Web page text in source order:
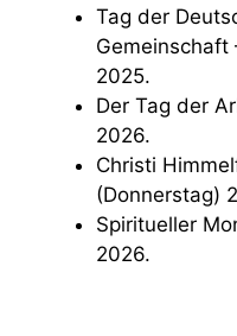
Tag der Deutschsprachigen
Gemeinschaft
2025.
Der Tag der Arbeit ist der 1. Mai (Freitag)
2026.
Christi Himmelfahrt – 14. Mai
(Donnerstag)
Spiritueller Montag – 25. Mai (Montag)
2026.